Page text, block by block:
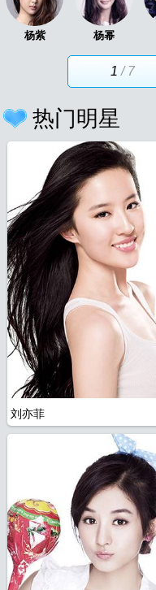
片
杨紫 杨幂
1 / 7
热门明星
刘亦菲